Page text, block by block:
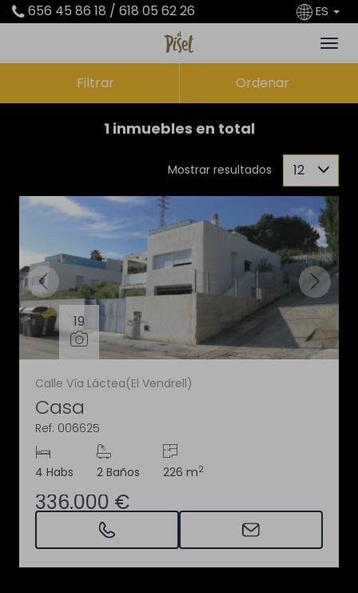
656 45 86 18 / 618 05 62 26 ES
Filtrar Ordenar
1 inmuebles en total
Mostrar resultados 12
19
Calle Vía Láctea(El Vendrell)
Casa
Ref. 006625
4 Habs 2 Baños 226 m2
336.000 €